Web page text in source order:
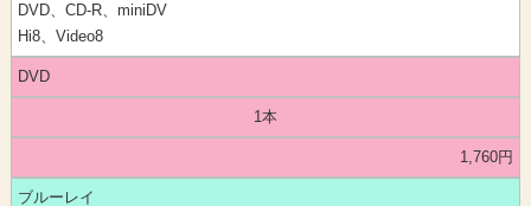
DVD、CD-R、miniDV
Hi8、Video8
DVD
1本
1,760円
ブルーレイ